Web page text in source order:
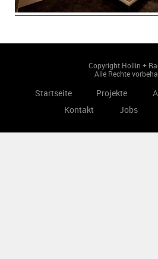
Copyright Hollin +
Alle Rechte
Startseite Projekte
Kontakt
Jobs